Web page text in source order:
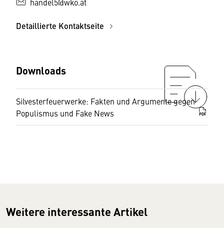
Detaillierte Kontaktseite
Downloads
Silvesterfeuerwerke: Fakten und Argumente gegen
Populismus und Fake News
PDF
Weitere interessante Artikel